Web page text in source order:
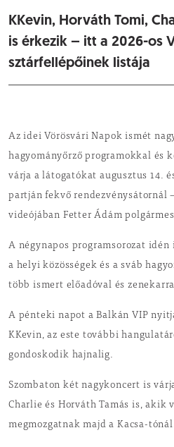
KKevin, Horváth Tomi,
is érkezik – itt a 2026-os
sztárfellépőinek listája
Az idei Vörösvári Napok ismét
hagyományőrző programokkal és
várja a látogatókat augusztus 14.
partján fekvő rendezvénysátornál
videójában Fetter Ádám
A négynapos programsorozat
a helyi közösségek és a sváb
több ismert előadóval és
A pénteki napot a Balkán VIP
KKevin, az este további
gondoskodik hajnalig.
Szombaton két nagykoncert is
Charlie és Horváth Tamás is, akik
megmozgatnak majd a Kacsa-